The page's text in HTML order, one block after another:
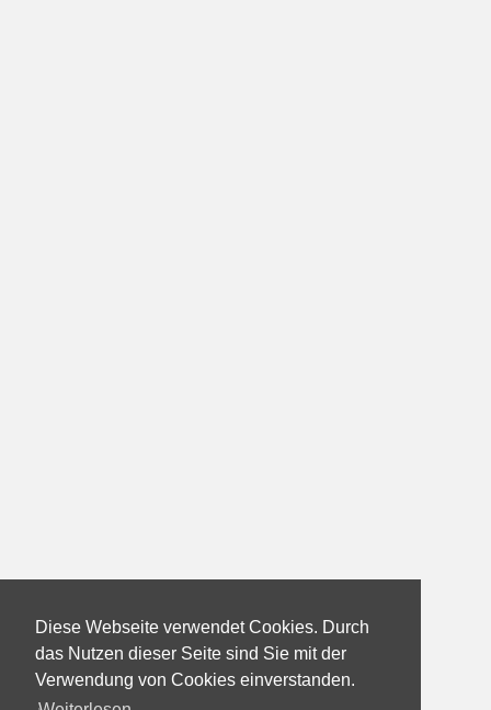
Diese Webseite verwendet Cookies. Durch
das Nutzen dieser Seite sind Sie mit der
Verwendung von Cookies einverstanden.